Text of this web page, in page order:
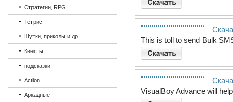
Стратегии, RPG
Тетрис
Шутки, приколы и др.
Квесты
подсказки
Action
Аркадные
This is toll to send Bulk
VisualBoy Advance will